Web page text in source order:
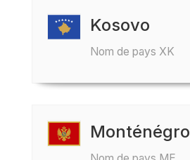
Kosovo
Nom de pays XK
Monténégro